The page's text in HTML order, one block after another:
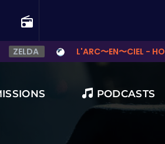
radio
?
L'ARC〜EN〜CIEL - HONEY
PODCASTS